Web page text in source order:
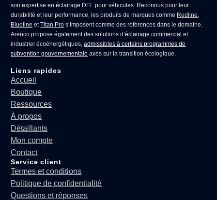
son expertise enéclairage DEL pour véhicules . Reconnus pour leur
durabilité et leur performance, les produits de marques comme Redline
Blueline etTitan Pro s’imposent comme des références dans le domaine.
Arenco propose également des solutions d’éclairage commercial et
industriel écoénergétiques,admissibles à certains programmes de
subvention gouvernementale axés sur la transition écologique.
Liens rapides
Accueil
Boutique
Ressources
À propos
Détaillants
Mon compte
Contact
Service client
Termes et conditions
Politique de confidentialité
Questions et réponses